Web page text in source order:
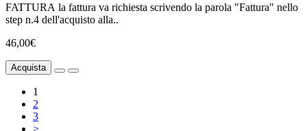
FATTURA la fattura va richiesta scrivendo la parola "Fattura" nello
step n.4 dell'acquisto alla..
46,00€
Acquista
1
2
3
>